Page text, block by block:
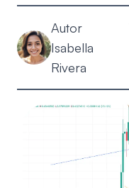
Blog
Ayuda
Acerca de
Abrir Cuenta
Autor
Isabella
Rivera